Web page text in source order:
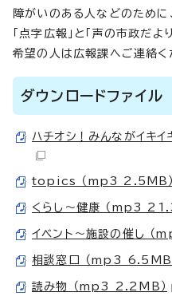
障がいのある人などのために
「点字広報」と「声の市政だ
希望の人は広報課へご連絡く
ダウンロードファイル
ハチオシ！みんながイキ
topics （mp3 2.5MB）
くらし～健康 （mp3
イベント～施設の催し （
相談窓口 （mp3 6.5MB
読み物 （mp3 2.2MB）